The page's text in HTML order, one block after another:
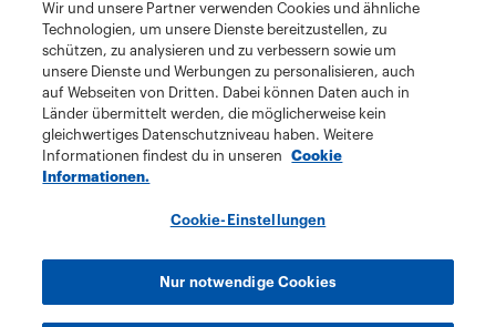
Wir und unsere Partner verwenden Cookies und ähnliche
Technologien, um unsere Dienste bereitzustellen, zu
schützen, zu analysieren und zu verbessern sowie um
unsere Dienste und Werbungen zu personalisieren, auch
auf Webseiten von Dritten. Dabei können Daten auch in
Länder übermittelt werden, die möglicherweise kein
gleichwertiges Datenschutzniveau haben. Weitere
Informationen findest du in unseren
Cookie
Informationen.
Cookie-Einstellungen
Nur notwendige Cookies